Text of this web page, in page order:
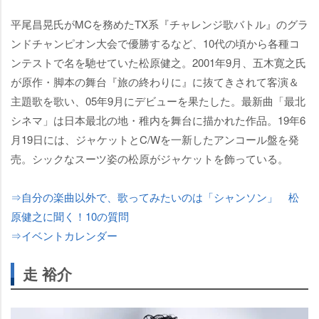
平尾昌晃氏がMCを務めたTX系『チャレンジ歌バトル』のグラ
ンドチャンピオン大会で優勝するなど、10代の頃から各種コ
ンテストで名を馳せていた松原健之。2001年9月、五木寛之氏
が原作・脚本の舞台『旅の終わりに』に抜てきされて客演＆
主題歌を歌い、05年9月にデビューを果たした。最新曲「最北
シネマ」は日本最北の地・稚内を舞台に描かれた作品。19年6
月19日には、ジャケットとC/Wを一新したアンコール盤を発
売。シックなスーツ姿の松原がジャケットを飾っている。
⇒自分の楽曲以外で、歌ってみたいのは「シャンソン」 松
原健之に聞く！10の質問
⇒イベントカレンダー
走 裕介